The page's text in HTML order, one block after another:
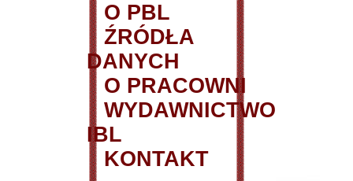
O PBL
ŹRÓDŁA
DANYCH
O PRACOWNI
WYDAWNICTWO
IBL
KONTAKT